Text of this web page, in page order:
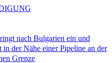
nach Bulgarien ein und
in der Nähe einer Pipeline an der
Grenze